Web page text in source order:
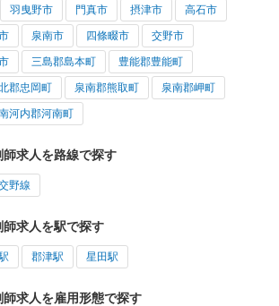
羽曳野市 門真市 摂津市 高石市
泉南市 四條畷市 交野市
三島郡島本町 豊能郡豊能町
郡忠岡町 泉南郡熊取町 泉南郡岬町
河内郡河南町
求人を路線で探す
野線
求人を駅で探す
郡津駅 星田駅
求人を雇用形態で探す